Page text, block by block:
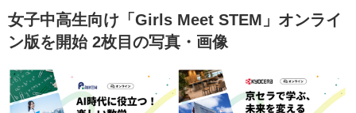
女子中高生向け「Girls Meet STEM」オンライ
ン版を開始 2枚目の写真・画像